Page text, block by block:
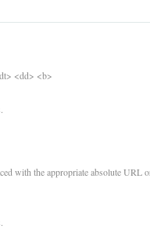
<dd> <b>
with the appropriate absolute URL